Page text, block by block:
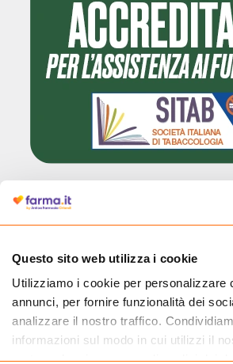
Questo sito web utilizza i cookie
Utilizziamo i cookie per personalizzare
annunci, per fornire funzionalità dei
analizzare il nostro traffico.
informazioni sul modo in cui utilizzi il
partner che si occupano di analisi dei
autorizzata dal Ministero della Salute a effettuare